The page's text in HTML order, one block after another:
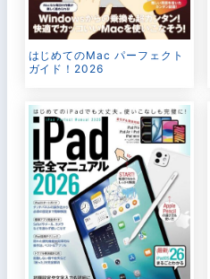
はじめてのMac パーフェクト
ガイド！2026